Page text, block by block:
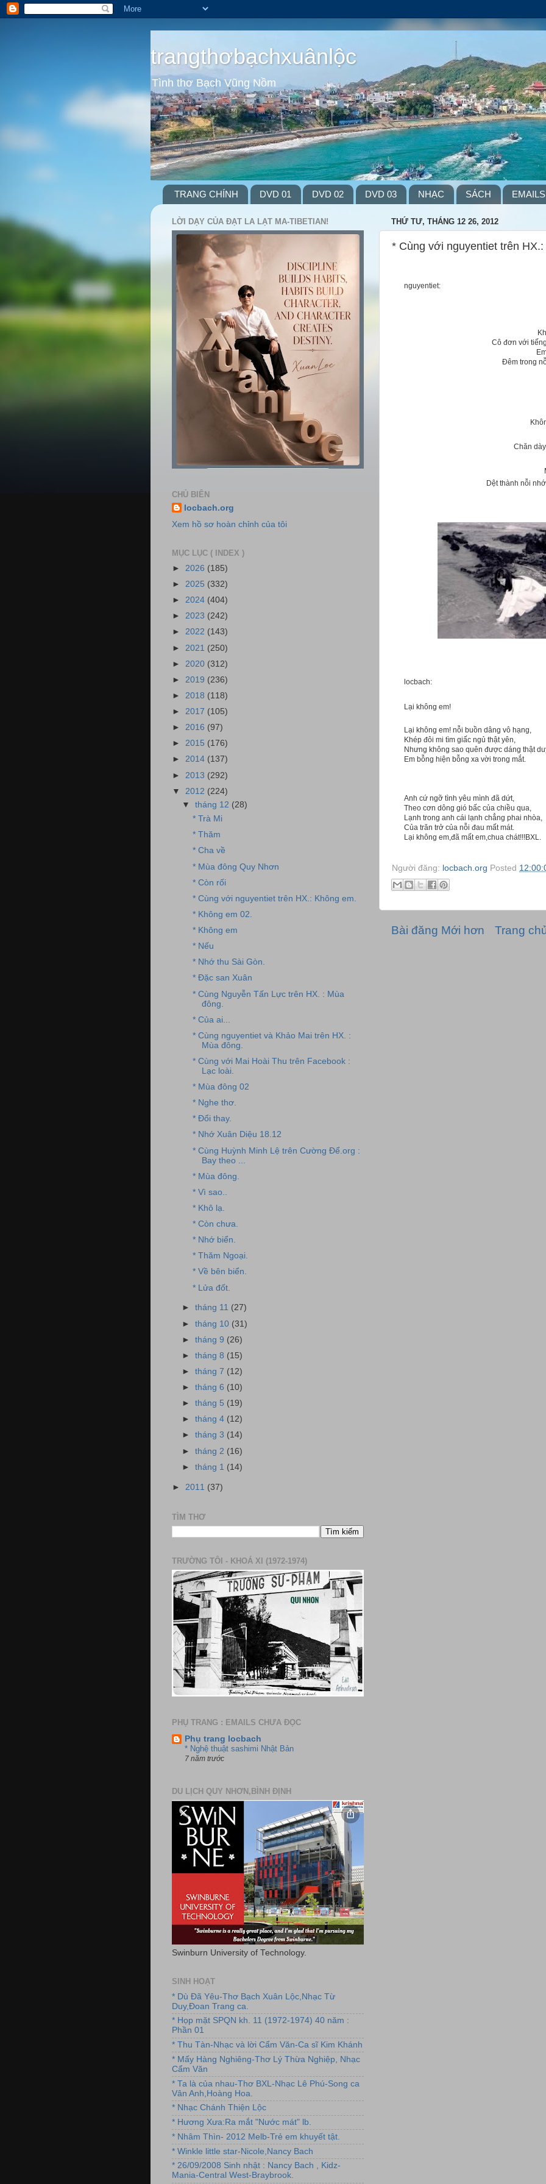
trangthơbạchxuânlộc
Tình thơ Bạch Vũng Nồm
TRANG CHÍNH DVD 01 DVD 02 DVD 03 NHẠC SÁCH EMAILS
THỨ TƯ, THÁNG 12 26, 2012
* Cùng với nguyentiet trên
nguyentiet:
Cô đơn với
Đêm trong
Chăn
Dệt thành nỗi
locbach:
Lại không em!
Lại không em! nỗi buồn dâng vô hạng,
Khép đôi mi tìm giấc ngủ thật yên,
Nhưng không sao quên được dáng thật
Em bỗng hiện bỗng xa vời trong mắt.
Anh cứ ngỡ tình yêu mình đã dứt,
Theo cơn dông gió bấc của chiều qua,
Lạnh trong anh cái lạnh chẳng phai nhòa,
Của trăn trở của nỗi đau mất mát.
Lại không em,đã mất em,chua chát!!!BXL.
Người đăng: locbach.org Posted
Bài đăng Mới hơn Trang
LỜI DẠY CỦA ĐẠT LA LẠT MA-TIBETIAN!
CHỦ BIÊN
locbach.org
Xem hồ sơ hoàn chỉnh của tôi
MỤC LỤC ( INDEX )
► 2026 (185)
► 2025 (332)
► 2024 (404)
► 2023 (242)
► 2022 (143)
► 2021 (250)
► 2020 (312)
► 2019 (236)
► 2018 (118)
► 2017 (105)
► 2016 (97)
► 2015 (176)
► 2014 (137)
► 2013 (292)
▼ 2012 (224)
▼tháng 12 (28)
* Trà Mi
* Thăm
* Cha về
* Mùa đông Quy Nhơn
* Còn rối
* Cùng với nguyentiet trên HX.: Không em.
* Không em 02.
* Không em
* Nếu
* Nhớ thu Sài Gòn.
* Đặc san Xuân
* Cùng Nguyễn Tấn Lực trên HX. : Mùa
đông.
* Của ai...
* Cùng nguyentiet và Khảo Mai trên HX. :
Mùa đông.
* Cùng với Mai Hoài Thu trên Facebook :
Lạc loài.
* Mùa đông 02
* Nghe thơ.
* Đổi thay.
* Nhớ Xuân Diệu 18.12
* Cùng Huỳnh Minh Lệ trên Cường Để.org :
Bay theo ...
* Mùa đông.
* Vì sao..
* Khô lạ.
* Còn chưa.
* Nhớ biển.
* Thăm Ngoại.
* Về bên biển.
* Lửa đốt.
►tháng 11 (27)
►tháng 10 (31)
►tháng 9 (26)
►tháng 8 (15)
►tháng 7 (12)
►tháng 6 (10)
►tháng 5 (19)
►tháng 4 (12)
►tháng 3 (14)
►tháng 2 (16)
►tháng 1 (14)
► 2011 (37)
TÌM THƠ
TRƯỜNG TÔI - KHOÁ XI (1972-1974)
PHỤ TRANG : EMAILS CHƯA ĐỌC
Phụ trang locbach
* Nghệ thuật sashimi Nhật Bản
7 năm trước
DU LỊCH QUY NHƠN,BÌNH ĐỊNH
Swinburn University of Technology.
SINH HOẠT
* Dù Đã Yêu-Thơ Bạch Xuân Lộc,Nhạc Từ
Duy,Đoan Trang ca.
* Họp mặt SPQN kh. 11 (1972-1974) 40 năm :
Phần 01
* Thu Tàn-Nhạc và lời Cẩm Văn-Ca sĩ Kim Khánh
* Mấy Hàng Nghiêng-Thơ Lý Thừa Nghiệp, Nhạc
Cẩm Văn
* Ta là của nhau-Thơ BXL-Nhạc Lê Phú-Song ca
Vân Anh,Hoàng Hoa.
* Nhạc Chánh Thiện Lộc
* Hương Xưa:Ra mắt "Nước mát" lb.
* Nhâm Thìn- 2012 Melb-Trẻ em khuyết tật.
* Winkle little star-Nicole,Nancy Bach
* 26/09/2008 Sinh nhật : Nancy Bach , Kidz-
Mania-Central West-Braybrook.